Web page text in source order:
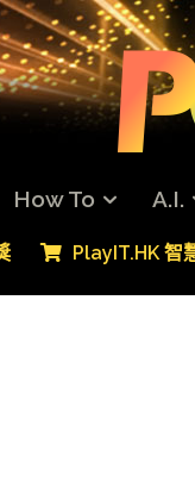
How To A.I.
PlayIT.HK 智